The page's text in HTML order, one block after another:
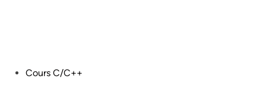
PostedCours C/C++